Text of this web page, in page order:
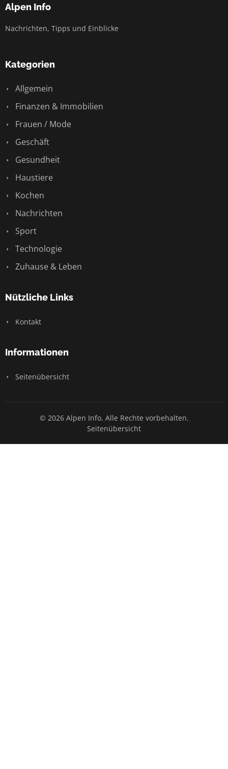
Alpen Info
Nachrichten, Tipps und Einblicke
Kategorien
Allgemein
Finanzen & Immobilien
Frauen / Mode
Geschäft
Gesundheit
Haustiere
Kochen
Nachrichten
Sport
Technologie
Zuhause & Leben
Nützliche Links
Kontakt
Informationen
Seitenübersicht
© 2026 Alpen Info. Alle Rechte vorbehalten.
Seitenübersicht